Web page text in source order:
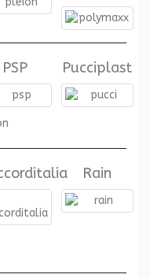
PSP Pucciplast
Rain